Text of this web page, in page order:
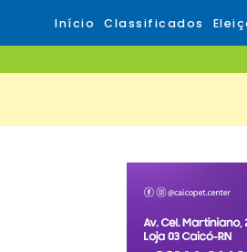
Início Classificados